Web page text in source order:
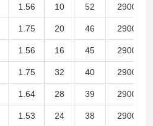
1.56 10 52 2900
1.75 20 46 2900
1.56 16 45 2900
1.75 32 40 2900
1.64 28 39 2900
1.53 24 38 2900